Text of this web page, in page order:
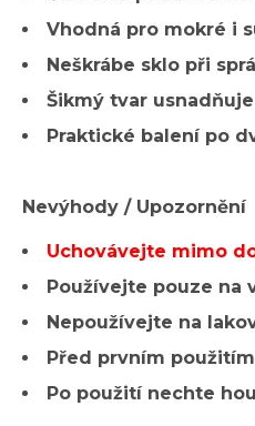
Vhodná pro mokré i
Neškrábe sklo při
Šikmý tvar
Praktické balení po
Nevýhody / Upozornění
Uchovávejte mimo
Používejte pouze na
Nepoužívejte na
Před prvním
Po použití nechte